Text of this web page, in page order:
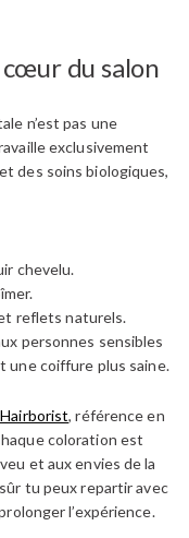
du salon
n’est pas une
exclusivement
des soins biologiques,
chevelu.
reflets naturels.
personnes sensibles
une coiffure plus saine.
, référence en
coloration est
et aux envies de la
tu peux repartir avec
l’expérience.